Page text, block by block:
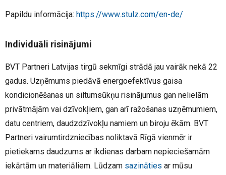
Papildu informācija: https://www.stulz.com/en-de/
Individuāli risinājumi
BVT Partneri Latvijas tirgū sekmīgi strādā jau vairāk nekā 22
gadus. Uzņēmums piedāvā energoefektīvus gaisa
kondicionēšanas un siltumsūkņu risinājumus gan nelielām
privātmājām vai dzīvokļiem, gan arī ražošanas uzņēmumiem,
datu centriem, daudzdzīvokļu namiem un biroju ēkām. BVT
Partneri vairumtirdzniecības noliktavā Rīgā vienmēr ir
pietiekams daudzums ar ikdienas darbam nepieciešamām
iekārtām un materiāliem. Lūdzam sazināties ar mūsu